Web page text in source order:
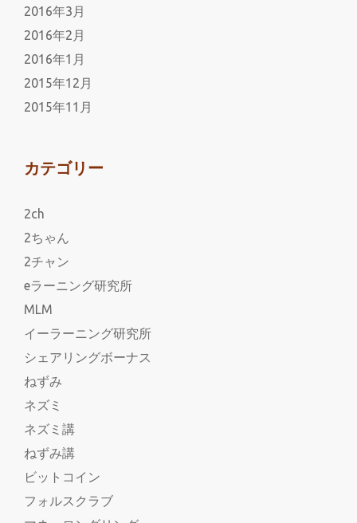
2016年3月
2016年2月
2016年1月
2015年12月
2015年11月
カテゴリー
2ch
2ちゃん
2チャン
eラーニング研究所
MLM
イーラーニング研究所
シェアリングボーナス
ねずみ
ネズミ
ネズミ講
ねずみ講
ビットコイン
フォルスクラブ